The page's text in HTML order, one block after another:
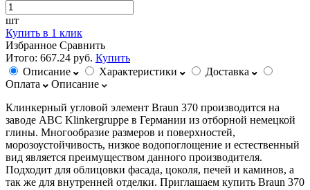
шт
Купить в 1 клик
Избранное Сравнить
Итого: 667.24 руб. Купить
Описание
Характеристики
Доставка
Оплата
Описание
Клинкерный угловой элемент Braun 370 производится на
заводе ABC Klinkergruppe в Германии из отборной немецкой
глины. Многообразие размеров и поверхностей,
морозоустойчивость, низкое водопоглощение и естественный
вид является преимуществом данного производителя.
Подходит для облицовки фасада, цоколя, печей и каминов, а
так же для внутренней отделки. Приглашаем купить Braun 370